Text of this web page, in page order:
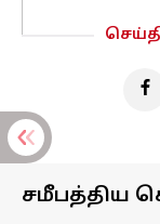
சமீபத்திய